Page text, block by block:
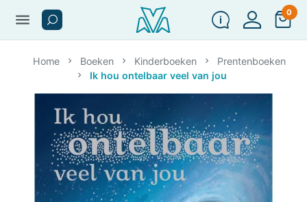
menu 0
Home Boeken Kinderboeken
Prentenboeken
Ik hou ontelbaar veel van jou